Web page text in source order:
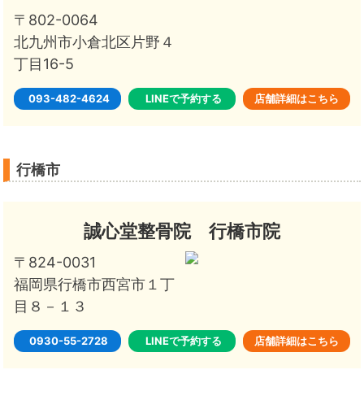
〒802-0064
北九州市小倉北区片野４
丁目16-5
093-482-4624 LINEで予約する 店舗詳細はこちら
行橋市
誠心堂整骨院 行橋市院
〒824-0031
福岡県行橋市西宮市１丁
目８－１３
0930-55-2728 LINEで予約する 店舗詳細はこちら